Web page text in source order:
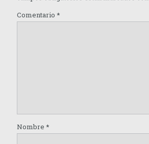
Comentario *
Nombre *